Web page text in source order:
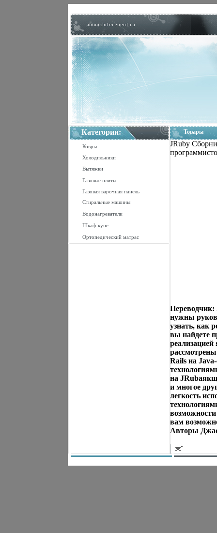
Категории:
Ковры
Холодильники
Вытяжки
Газовые плиты
Газовая варочная панель
Стиральные машины
Водонагреватели
Шкаф-купе
Ортопедический матрас
Товары
JRuby
нужны
узнать, как
вы найдете
Rails на
на
и многое
легкость
вам
Авторы